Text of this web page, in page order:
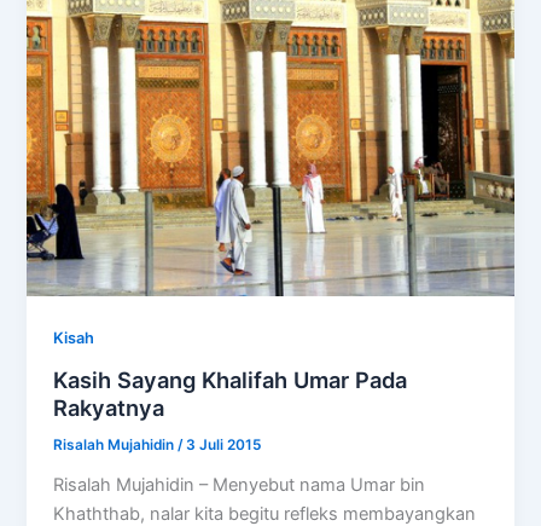
Kisah
Kasih Sayang Khalifah Umar Pada
Rakyatnya
Risalah Mujahidin /3 Juli 2015
Risalah Mujahidin – Menyebut nama Umar bin
Khaththab, nalar kita begitu refleks membayangkan